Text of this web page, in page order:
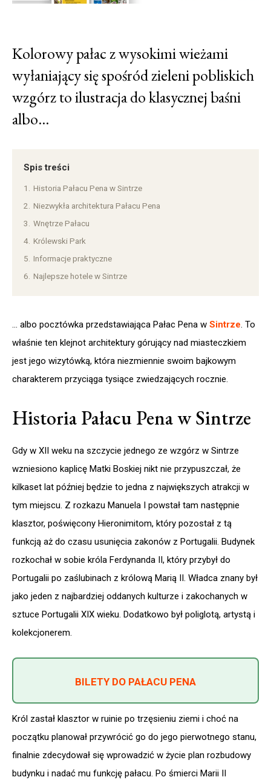
Kolorowy pałac z wysokimi wieżami
wyłaniający się spośród zieleni pobliskich
wzgórz to ilustracja do klasycznej baśni
albo…
Spis treści
1.
Historia Pałacu Pena w Sintrze
2.
Niezwykła architektura Pałacu Pena
3.
Wnętrze Pałacu
4. Królewski Park
5. Informacje praktyczne
6. Najlepsze hotele w Sintrze
… albo pocztówka przedstawiająca Pałac Pena w Sintrze. To
właśnie ten klejnot architektury górujący nad miasteczkiem
jest jego wizytówką, która niezmiennie swoim bajkowym
charakterem przyciąga tysiące zwiedzających rocznie.
Historia Pałacu Pena w Sintrze
Gdy w XII weku na szczycie jednego ze wzgórz w Sintrze
wzniesiono kaplicę Matki Boskiej nikt nie przypuszczał, że
kilkaset lat później będzie to jedna z największych atrakcji w
tym miejscu. Z rozkazu Manuela I powstał tam następnie
klasztor, poświęcony Hieronimitom, który pozostał z tą
funkcją aż do czasu usunięcia zakonów z Portugalii. Budynek
rozkochał w sobie króla Ferdynanda II, który przybył do
Portugalii po zaślubinach z królową Marią II. Władca znany był
jako jeden z najbardziej oddanych kulturze i zakochanych w
sztuce Portugalii XIX wieku. Dodatkowo był poliglotą, artystą i
kolekcjonerem.
BILETY DO PAŁACU PENA
Król zastał klasztor w ruinie po trzęsieniu ziemi i choć na
początku planował przywrócić go do jego pierwotnego stanu,
finalnie zdecydował się wprowadzić w życie plan rozbudowy
budynku i nadać mu funkcję pałacu. Po śmierci Marii II